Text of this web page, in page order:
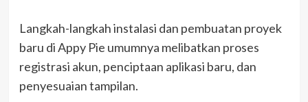
Langkah-langkah instalasi dan pembuatan proyek
baru di Appy Pie umumnya melibatkan proses
registrasi akun, penciptaan aplikasi baru, dan
penyesuaian tampilan.